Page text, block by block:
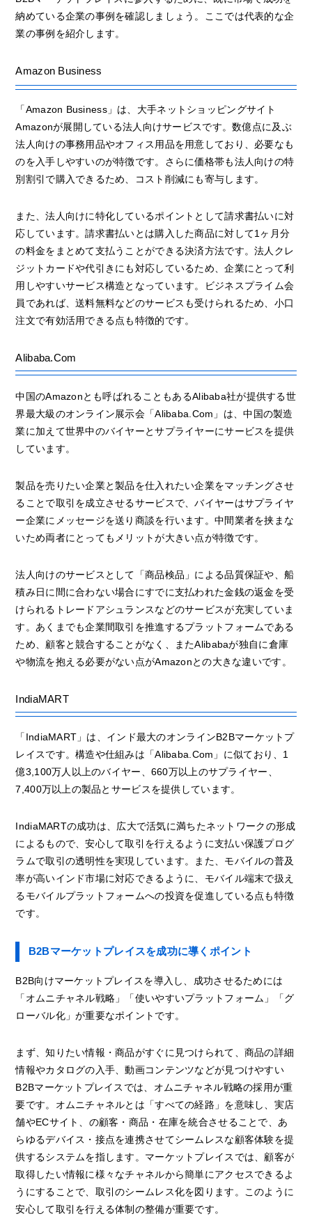
納めている企業の事例を確認しましょう。ここでは代表的な企
業の事例を紹介します。
Amazon Business
「Amazon Business」は、大手ネットショッピングサイト
Amazonが展開している法人向けサービスです。数億点に及ぶ
法人向けの事務用品やオフィス用品を用意しており、必要なも
のを入手しやすいのが特徴です。さらに価格帯も法人向けの特
別割引で購入できるため、コスト削減にも寄与します。
また、法人向けに特化しているポイントとして請求書払いに対
応しています。請求書払いとは購入した商品に対して1ヶ月分
の料金をまとめて支払うことができる決済方法です。法人クレ
ジットカードや代引きにも対応しているため、企業にとって利
用しやすいサービス構造となっています。ビジネスプライム会
員であれば、送料無料などのサービスも受けられるため、小口
注文で有効活用できる点も特徴的です。
Alibaba.Com
中国のAmazonとも呼ばれることもあるAlibaba社が提供する世
界最大級のオンライン展示会「Alibaba.Com」は、中国の製造
業に加えて世界中のバイヤーとサプライヤーにサービスを提供
しています。
製品を売りたい企業と製品を仕入れたい企業をマッチングさせ
ることで取引を成立させるサービスで、バイヤーはサプライヤ
ー企業にメッセージを送り商談を行います。中間業者を挟まな
いため両者にとってもメリットが大きい点が特徴です。
法人向けのサービスとして「商品検品」による品質保証や、船
積み日に間に合わない場合にすでに支払われた金銭の返金を受
けられるトレードアシュランスなどのサービスが充実していま
す。あくまでも企業間取引を推進するプラットフォームである
ため、顧客と競合することがなく、またAlibabaが独自に倉庫
や物流を抱える必要がない点がAmazonとの大きな違いです。
IndiaMART
「IndiaMART」は、インド最大のオンラインB2Bマーケットプ
レイスです。構造や仕組みは「Alibaba.Com」に似ており、1
億3,100万人以上のバイヤー、660万以上のサプライヤー、
7,400万以上の製品とサービスを提供しています。
IndiaMARTの成功は、広大で活気に満ちたネットワークの形成
によるもので、安心して取引を行えるように支払い保護プログ
ラムで取引の透明性を実現しています。また、モバイルの普及
率が高いインド市場に対応できるように、モバイル端末で扱え
るモバイルプラットフォームへの投資を促進している点も特徴
です。
B2Bマーケットプレイスを成功に導くポイント
B2B向けマーケットプレイスを導入し、成功させるためには
「オムニチャネル戦略」「使いやすいプラットフォーム」「グ
ローバル化」が重要なポイントです。
まず、知りたい情報・商品がすぐに見つけられて、商品の詳細
情報やカタログの入手、動画コンテンツなどが見つけやすい
B2Bマーケットプレイスでは、オムニチャネル戦略の採用が重
要です。オムニチャネルとは「すべての経路」を意味し、実店
舗やECサイト、の顧客・商品・在庫を統合させることで、あ
らゆるデバイス・接点を連携させてシームレスな顧客体験を提
供するシステムを指します。マーケットプレイスでは、顧客が
取得したい情報に様々なチャネルから簡単にアクセスできるよ
うにすることで、取引のシームレス化を図ります。このように
安心して取引を行える体制の整備が重要です。